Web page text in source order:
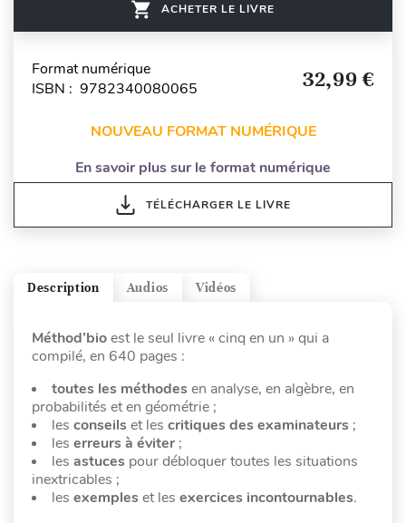
ACHETER LE LIVRE
Format numérique
ISBN : 9782340080065
32,99 €
NOUVEAU FORMAT NUMÉRIQUE
En savoir plus sur le format numérique
TÉLÉCHARGER LE LIVRE
Vidéos
Audios
Description
Méthod’bioest le seul livre « cinq en un » qui a
compilé, en 640 pages :
toutes les méthodes en analyse, en algèbre, en
probabilités et en géométrie ;
les conseils et les critiques des examinateurs ;
les erreurs à éviter;
les astuces pour débloquer toutes les situations
inextricables ;
les exemples et les exercices incontournables.